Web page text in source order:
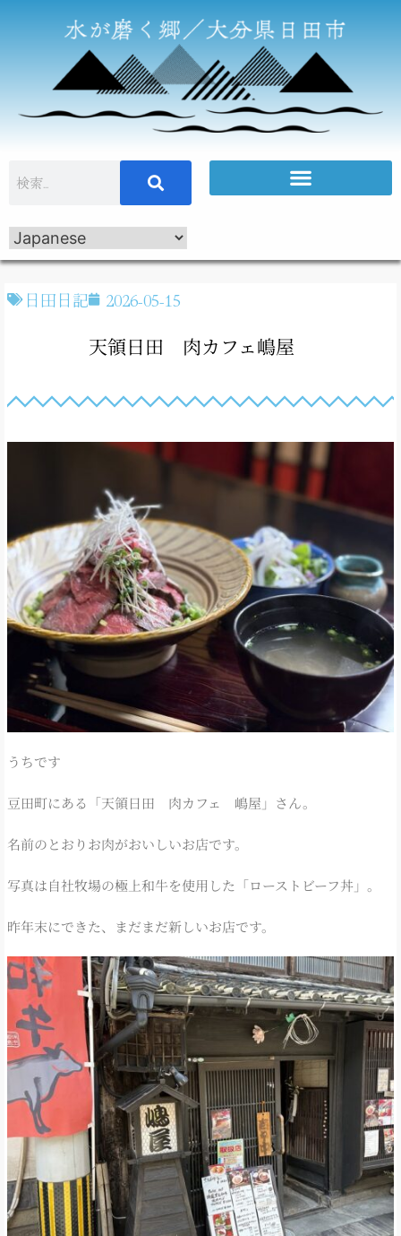
日田日記 2026-05-15
天領日田 肉カフェ嶋屋
うちです
豆田町にある「天領日田 肉カフェ 嶋屋」さん。
名前のとおりお肉がおいしいお店です。
写真は自社牧場の極上和牛を使用した「ローストビーフ丼」。
昨年末にできた、まだまだ新しいお店です。